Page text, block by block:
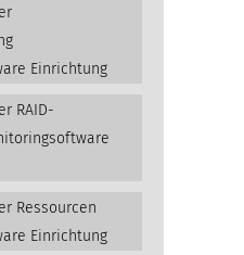
Einrichtung
RAID-
Ressourcen
Einrichtung